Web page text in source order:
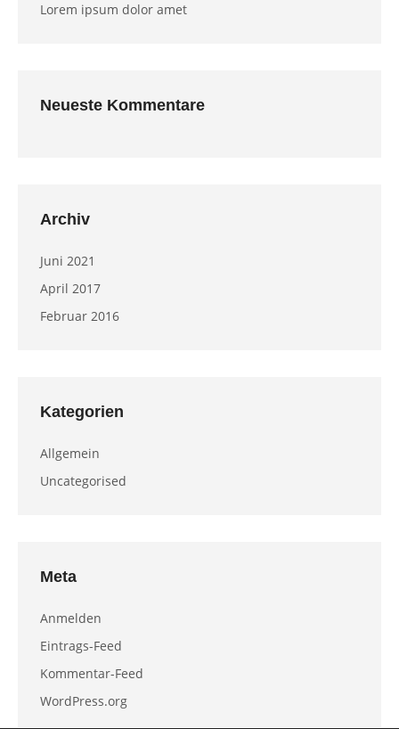
Lorem ipsum dolor amet
Neueste Kommentare
Archiv
Juni 2021
April 2017
Februar 2016
Kategorien
Allgemein
Uncategorised
Meta
Anmelden
Eintrags-Feed
Kommentar-Feed
WordPress.org